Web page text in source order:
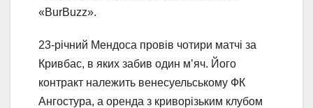
«BurBuzz».
23-річний Мендоса провів чотири матчі за
Кривбас, в яких забив один м’яч. Його
контракт належить венесуельському ФК
Ангостура, а оренда з криворізьким клубом